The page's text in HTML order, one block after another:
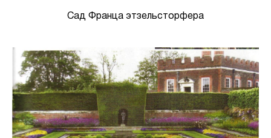
Сад Франца этзельсторфера